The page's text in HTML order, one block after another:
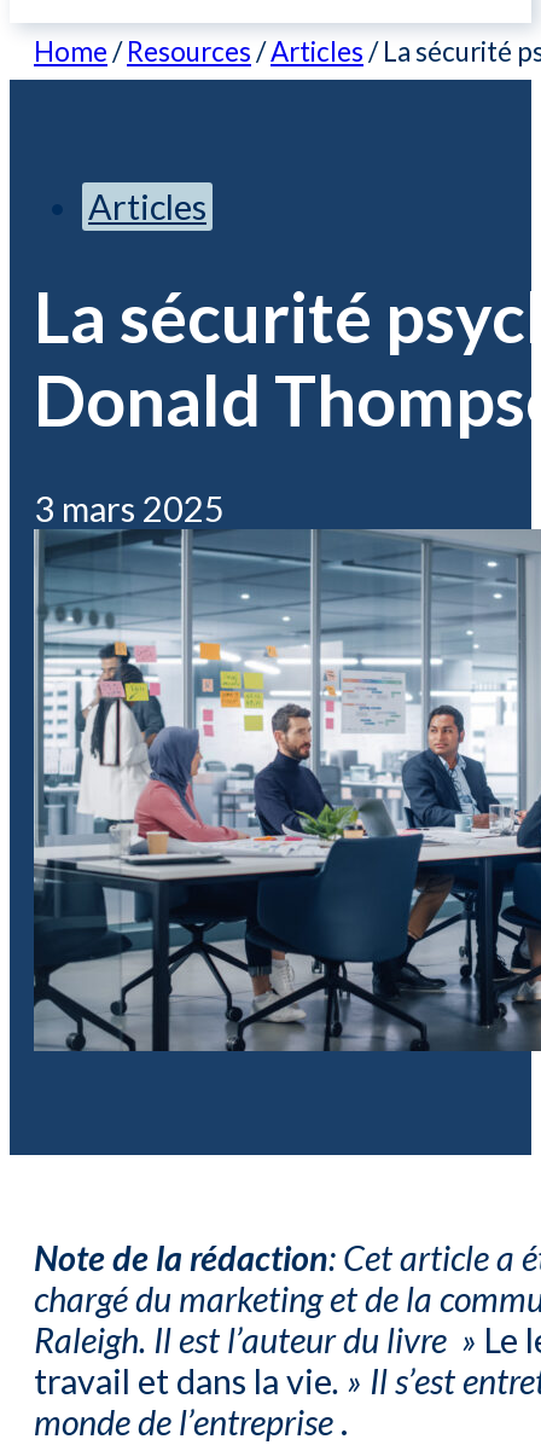
Home/Resources/Articles/La sécurité
Articles
La sécurité
Donald
3 mars 2025
Note de la rédaction: Cet article a
chargé du marketing et de la
Raleigh. Il est l’auteur du livre » Le
travail et dans la vie. » Il s’est
monde de l’entreprise .